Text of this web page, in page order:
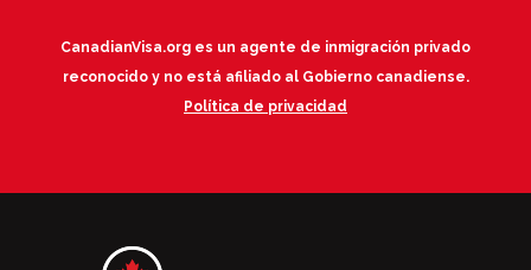
CanadianVisa.org es un agente de inmigración privado
reconocido y no está afiliado al Gobierno canadiense.
Política de privacidad